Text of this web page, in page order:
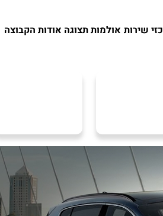
שירות אולמות תצוגה אודות הקבוצה